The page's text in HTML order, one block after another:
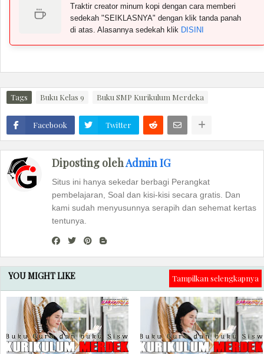
Traktir creator minum kopi dengan cara memberi
sedekah "SEIKLASNYA" dengan klik tanda panah
di atas. Alasannya sedekah klik DISINI
Tags Buku Kelas 9 Buku SMP Kurikulum Merdeka
Facebook Twitter
Diposting olehAdmin IG
Situs ini hanya sekedar berbagi Perangkat
pembelajaran, Soal dan kisi-kisi secara gratis. Dan
kami sudah menyusunnya serapih dan sehemat kertas
tentunya.
YOU MIGHT LIKE Tampilkan selengkapnya